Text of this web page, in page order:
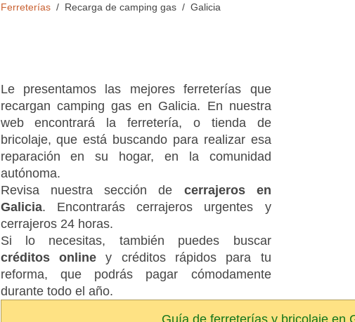
Ferreterías Recarga de camping gas Galicia
Le presentamos las mejores ferreterías que
recargan camping gas en Galicia. En nuestra
web encontrará la ferretería, o tienda de
bricolaje, que está buscando para realizar esa
reparación en su hogar, en la comunidad
autónoma.
Revisa nuestra sección de cerrajeros en
Galicia. Encontrarás cerrajeros urgentes y
cerrajeros 24 horas.
Si lo necesitas, también puedes buscar
créditos onliney créditos rápidos para tu
reforma, que podrás pagar cómodamente
durante todo el año.
Guía de ferreterías y bricolaje en